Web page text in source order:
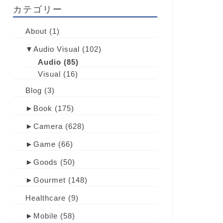
カテゴリー
About (1)
▼ Audio Visual (102)
Audio (85)
Visual (16)
Blog (3)
► Book (175)
► Camera (628)
► Game (66)
► Goods (50)
► Gourmet (148)
Healthcare (9)
► Mobile (58)